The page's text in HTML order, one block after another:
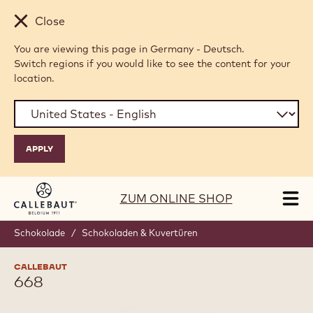
Skip to main content
Close
You are viewing this page in Germany - Deutsch.
Switch regions if you would like to see the content for your
location.
ZUM ONLINE SHOP
Schokolade / Schokoladen & Kuvertüren
CALLEBAUT
668